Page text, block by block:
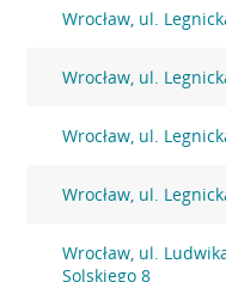
Wrocław, ul.
Wrocław, ul.
Wrocław, ul.
Wrocław, ul.
Wrocław, ul.
Solskiego 8